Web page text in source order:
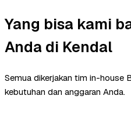
Yang bisa kami
Anda di Kendal
Semua dikerjakan tim in-house
kebutuhan dan anggaran Anda.